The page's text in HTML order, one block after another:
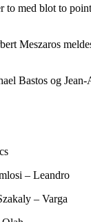
med blot to
Meszaros
Bastos og
– Leandro
– Varga